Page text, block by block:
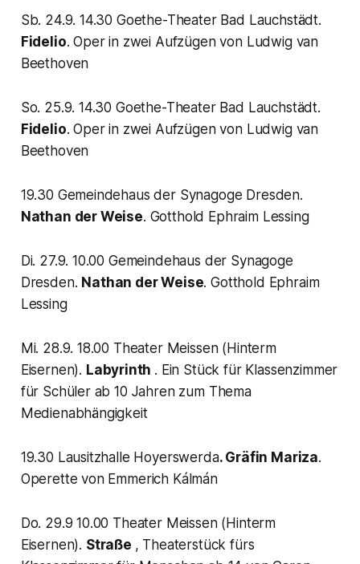
Sb. 24.9. 14.30 Goethe-Theater Bad Lauchstädt.
Fidelio. Oper in zwei Aufzügen von Ludwig van
Beethoven
So. 25.9. 14.30 Goethe-Theater Bad Lauchstädt.
Fidelio. Oper in zwei Aufzügen von Ludwig van
Beethoven
19.30 Gemeindehaus der Synagoge Dresden.
Nathan der Weise. Gotthold Ephraim Lessing
Di. 27.9. 10.00 Gemeindehaus der Synagoge
Dresden. Nathan der Weise. Gotthold Ephraim
Lessing
Mi. 28.9. 18.00 Theater Meissen (Hinterm
Eisernen). Labyrinth . Ein Stück für Klassenzimmer
für Schüler ab 10 Jahren zum Thema
Medienabhängigkeit
19.30 Lausitzhalle Hoyerswerda. Gräfin Mariza.
Operette von Emmerich Kálmán
Do. 29.9 10.00 Theater Meissen (Hinterm
Eisernen). Straße , Theaterstück fürs